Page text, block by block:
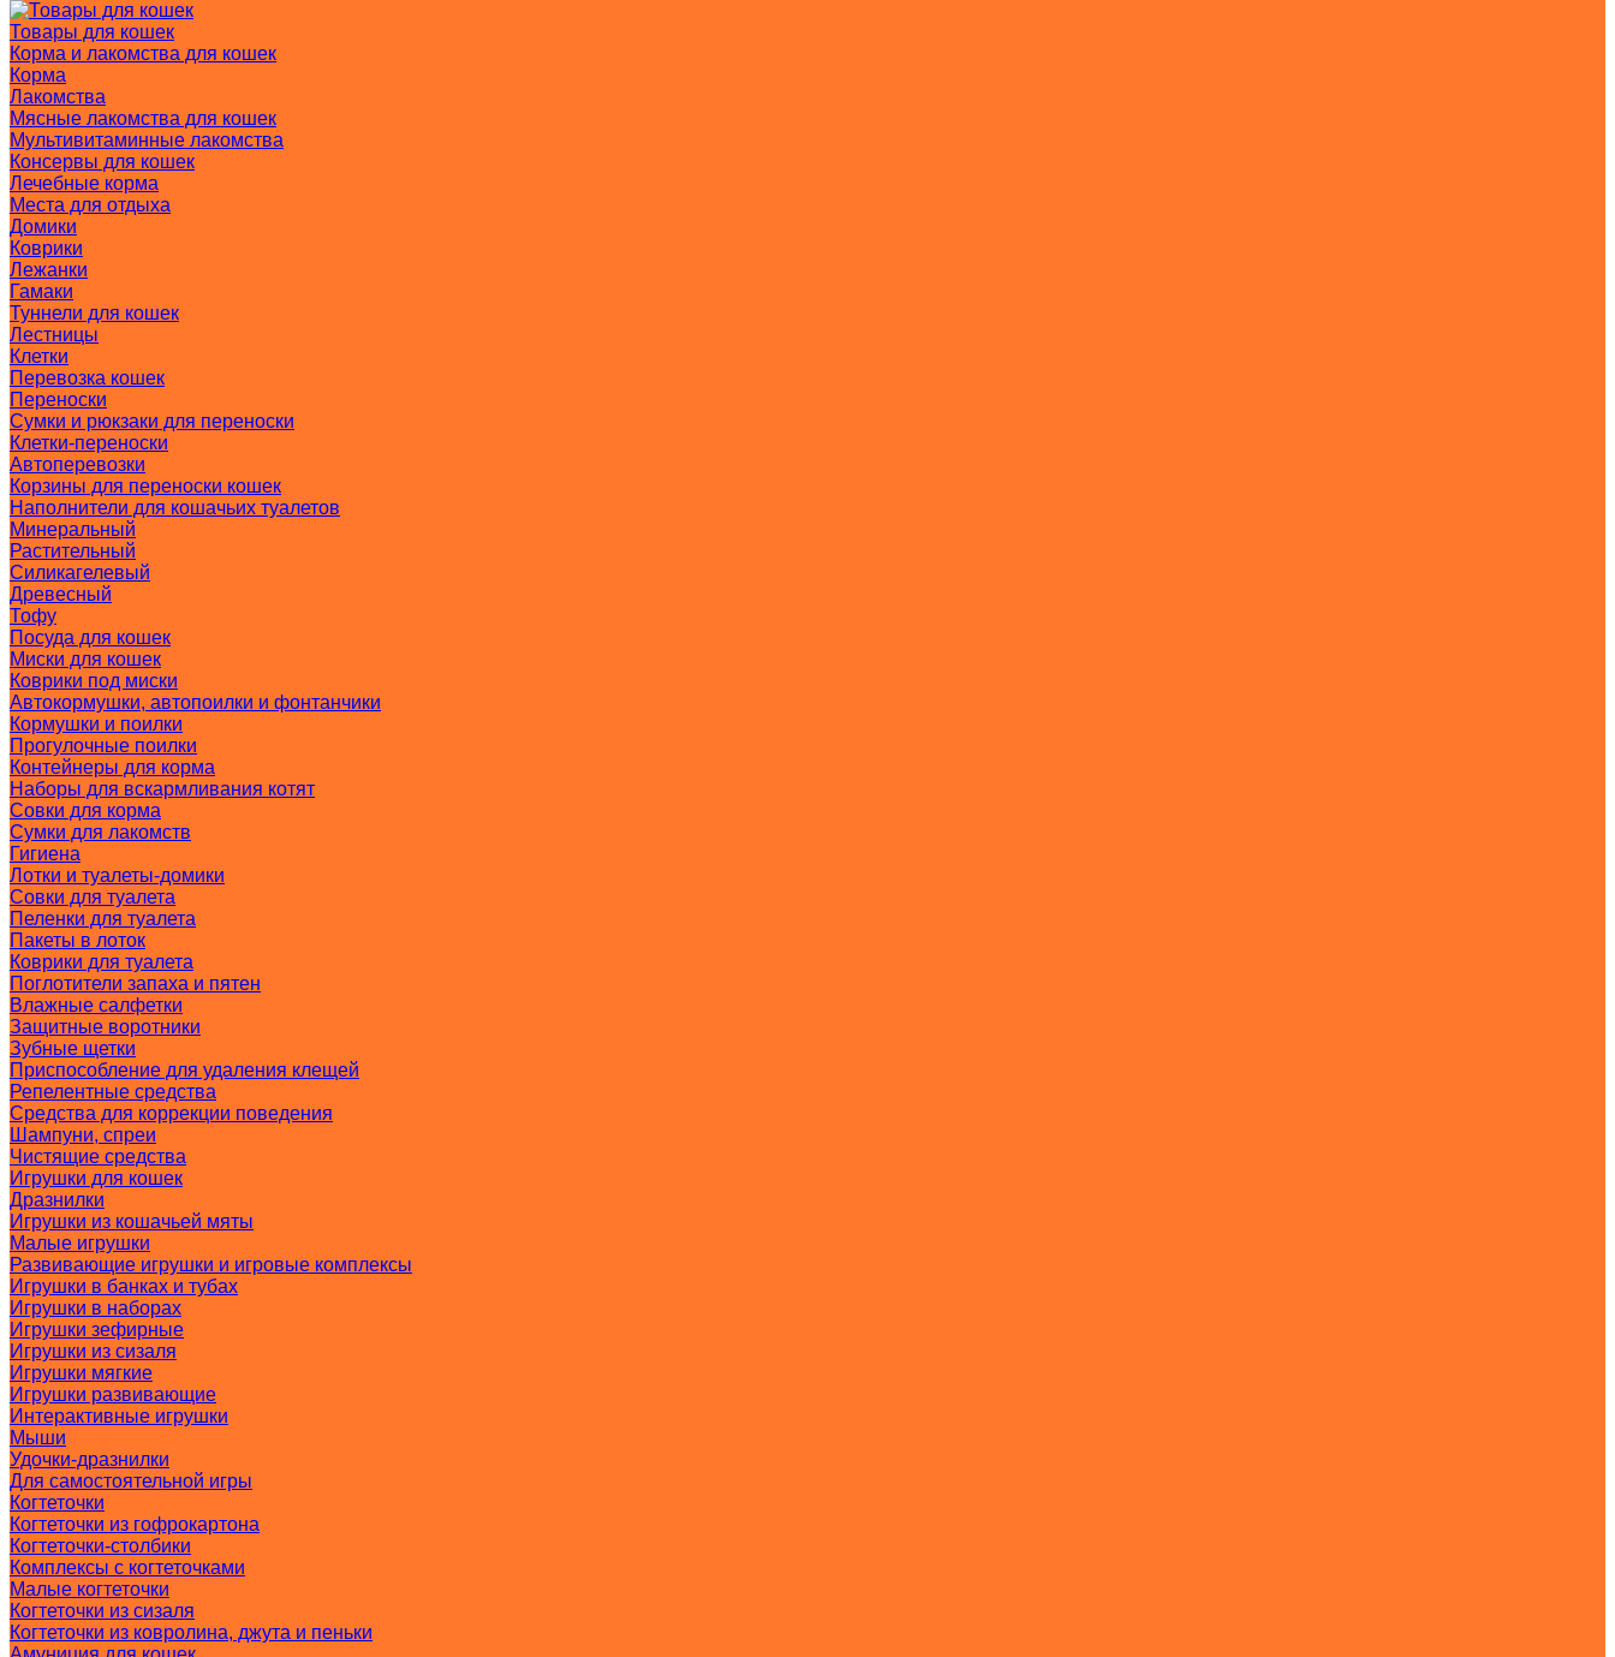
Товары для кошек
Корма и лакомства для кошек
Корма
Лакомства
Мясные лакомства для кошек
Мультивитаминные лакомства
Консервы для кошек
Лечебные корма
Места для отдыха
Домики
Коврики
Лежанки
Гамаки
Туннели для кошек
Лестницы
Клетки
Перевозка кошек
Переноски
Сумки и рюкзаки для переноски
Клетки-переноски
Автоперевозки
Корзины для переноски кошек
Наполнители для кошачьих туалетов
Минеральный
Растительный
Силикагелевый
Древесный
Тофу
Посуда для кошек
Миски для кошек
Коврики под миски
Автокормушки, автопоилки и фонтанчики
Кормушки и поилки
Прогулочные поилки
Контейнеры для корма
Наборы для вскармливания котят
Совки для корма
Сумки для лакомств
Гигиена
Лотки и туалеты-домики
Совки для туалета
Пеленки для туалета
Пакеты в лоток
Коврики для туалета
Поглотители запаха и пятен
Влажные салфетки
Защитные воротники
Зубные щетки
Приспособление для удаления клещей
Репелентные средства
Средства для коррекции поведения
Шампуни, спреи
Чистящие средства
Игрушки для кошек
Дразнилки
Игрушки из кошачьей мяты
Малые игрушки
Развивающие игрушки и игровые комплексы
Игрушки в банках и тубах
Игрушки в наборах
Игрушки зефирные
Игрушки из сизаля
Игрушки мягкие
Игрушки развивающие
Интерактивные игрушки
Мыши
Удочки-дразнилки
Для самостоятельной игры
Когтеточки
Когтеточки из гофрокартона
Когтеточки-столбики
Комплексы с когтеточками
Малые когтеточки
Когтеточки из сизаля
Когтеточки из ковролина, джута и пеньки